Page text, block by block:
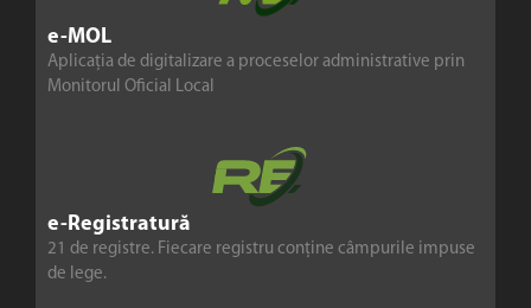
e-MOL
Aplicația de digitalizare a proceselor administrative prin
Monitorul Oficial Local
e-Registratură
21 de registre. Fiecare registru conține câmpurile impuse
de lege.